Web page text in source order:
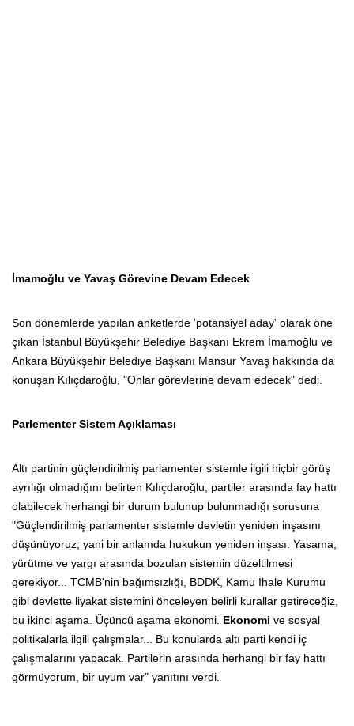
İmamoğlu ve Yavaş Görevine Devam Edecek
Son dönemlerde yapılan anketlerde 'potansiyel aday' olarak öne
çıkan İstanbul Büyükşehir Belediye Başkanı Ekrem İmamoğlu ve
Ankara Büyükşehir Belediye Başkanı Mansur Yavaş hakkında da
konuşan Kılıçdaroğlu, "Onlar görevlerine devam edecek" dedi.
Parlementer Sistem Açıklaması
Altı partinin güçlendirilmiş parlamenter sistemle ilgili hiçbir görüş
ayrılığı olmadığını belirten Kılıçdaroğlu, partiler arasında fay hattı
olabilecek herhangi bir durum bulunup bulunmadığı sorusuna
"Güçlendirilmiş parlamenter sistemle devletin yeniden inşasını
düşünüyoruz; yani bir anlamda hukukun yeniden inşası. Yasama,
yürütme ve yargı arasında bozulan sistemin düzeltilmesi
gerekiyor... TCMB'nin bağımsızlığı, BDDK, Kamu İhale Kurumu
gibi devlette liyakat sistemini önceleyen belirli kurallar getireceğiz,
bu ikinci aşama. Üçüncü aşama ekonomi. Ekonomi ve sosyal
politikalarla ilgili çalışmalar... Bu konularda altı parti kendi iç
çalışmalarını yapacak. Partilerin arasında herhangi bir fay hattı
görmüyorum, bir uyum var" yanıtını verdi.